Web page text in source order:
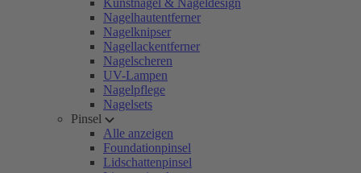
Kunstnägel & Nageldesign
Nagelhautentferner
Nagelknipser
Nagellackentferner
Nagelscheren
UV-Lampen
Nagelpflege
Nagelsets
Pinsel
Alle anzeigen
Foundationpinsel
Lidschattenpinsel